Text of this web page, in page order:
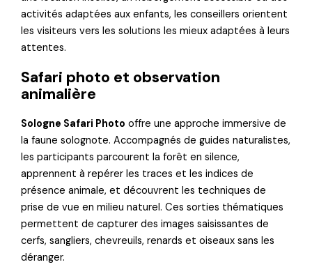
activités adaptées aux enfants, les conseillers orientent
les visiteurs vers les solutions les mieux adaptées à leurs
attentes.
Safari photo et observation
animalière
Sologne Safari Photo offre une approche immersive de
la faune solognote. Accompagnés de guides naturalistes,
les participants parcourent la forêt en silence,
apprennent à repérer les traces et les indices de
présence animale, et découvrent les techniques de
prise de vue en milieu naturel. Ces sorties thématiques
permettent de capturer des images saisissantes de
cerfs, sangliers, chevreuils, renards et oiseaux sans les
déranger.